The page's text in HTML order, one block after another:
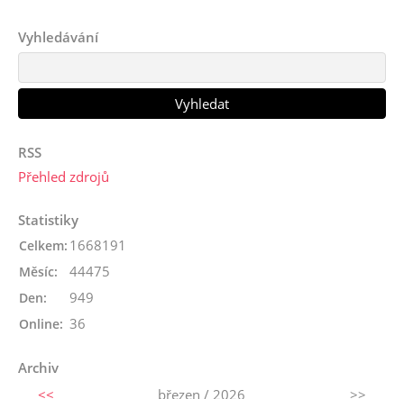
Vyhledávání
RSS
Přehled zdrojů
Statistiky
Online: 36
Celkem: 1668191
Měsíc: 44475
Den: 949
Archiv
<<
březen / 2026 >>